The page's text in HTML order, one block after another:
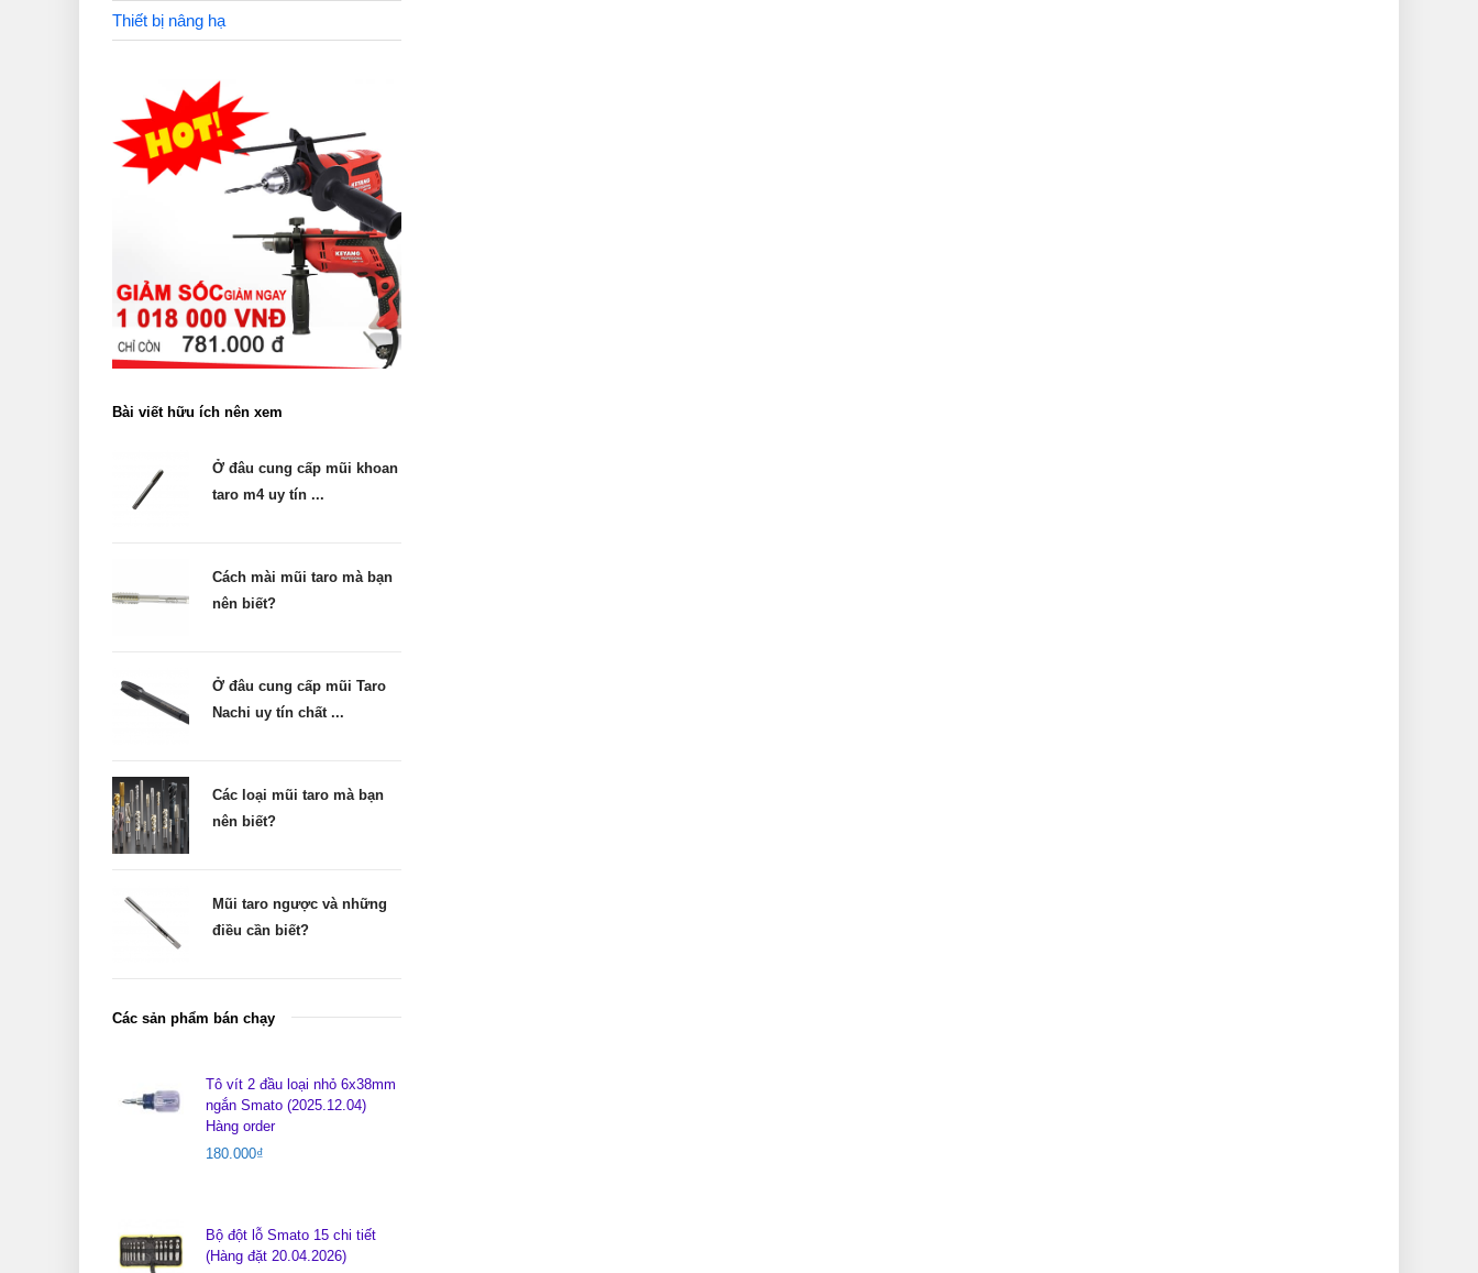
Thiết bị nâng hạ
Bài viết hữu ích nên xem
Ở đâu cung cấp mũi khoan
taro m4 uy tín ...
Cách mài mũi taro mà bạn
nên biết?
Ở đâu cung cấp mũi Taro
Nachi uy tín chất ...
Các loại mũi taro mà bạn
nên biết?
Mũi taro ngược và những
điều cần biết?
Các sản phẩm bán chạy
Tô vít 2 đầu loại nhỏ 6x38mm
ngắn Smato (2025.12.04)
Hàng order
180.000₫
Bộ đột lỗ Smato 15 chi tiết
(Hàng đặt 20.04.2026)